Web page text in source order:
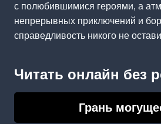
с полюбившимися героями, а
непрерывных приключений и
справедливость никого не
Читать онлайн без
Грань